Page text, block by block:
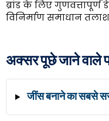
ब्रांड के लिए गुणवत्तापूर्ण
विनिर्माण समाधान
अक्सर पूछे जाने वाले
जींस बनाने का सबसे